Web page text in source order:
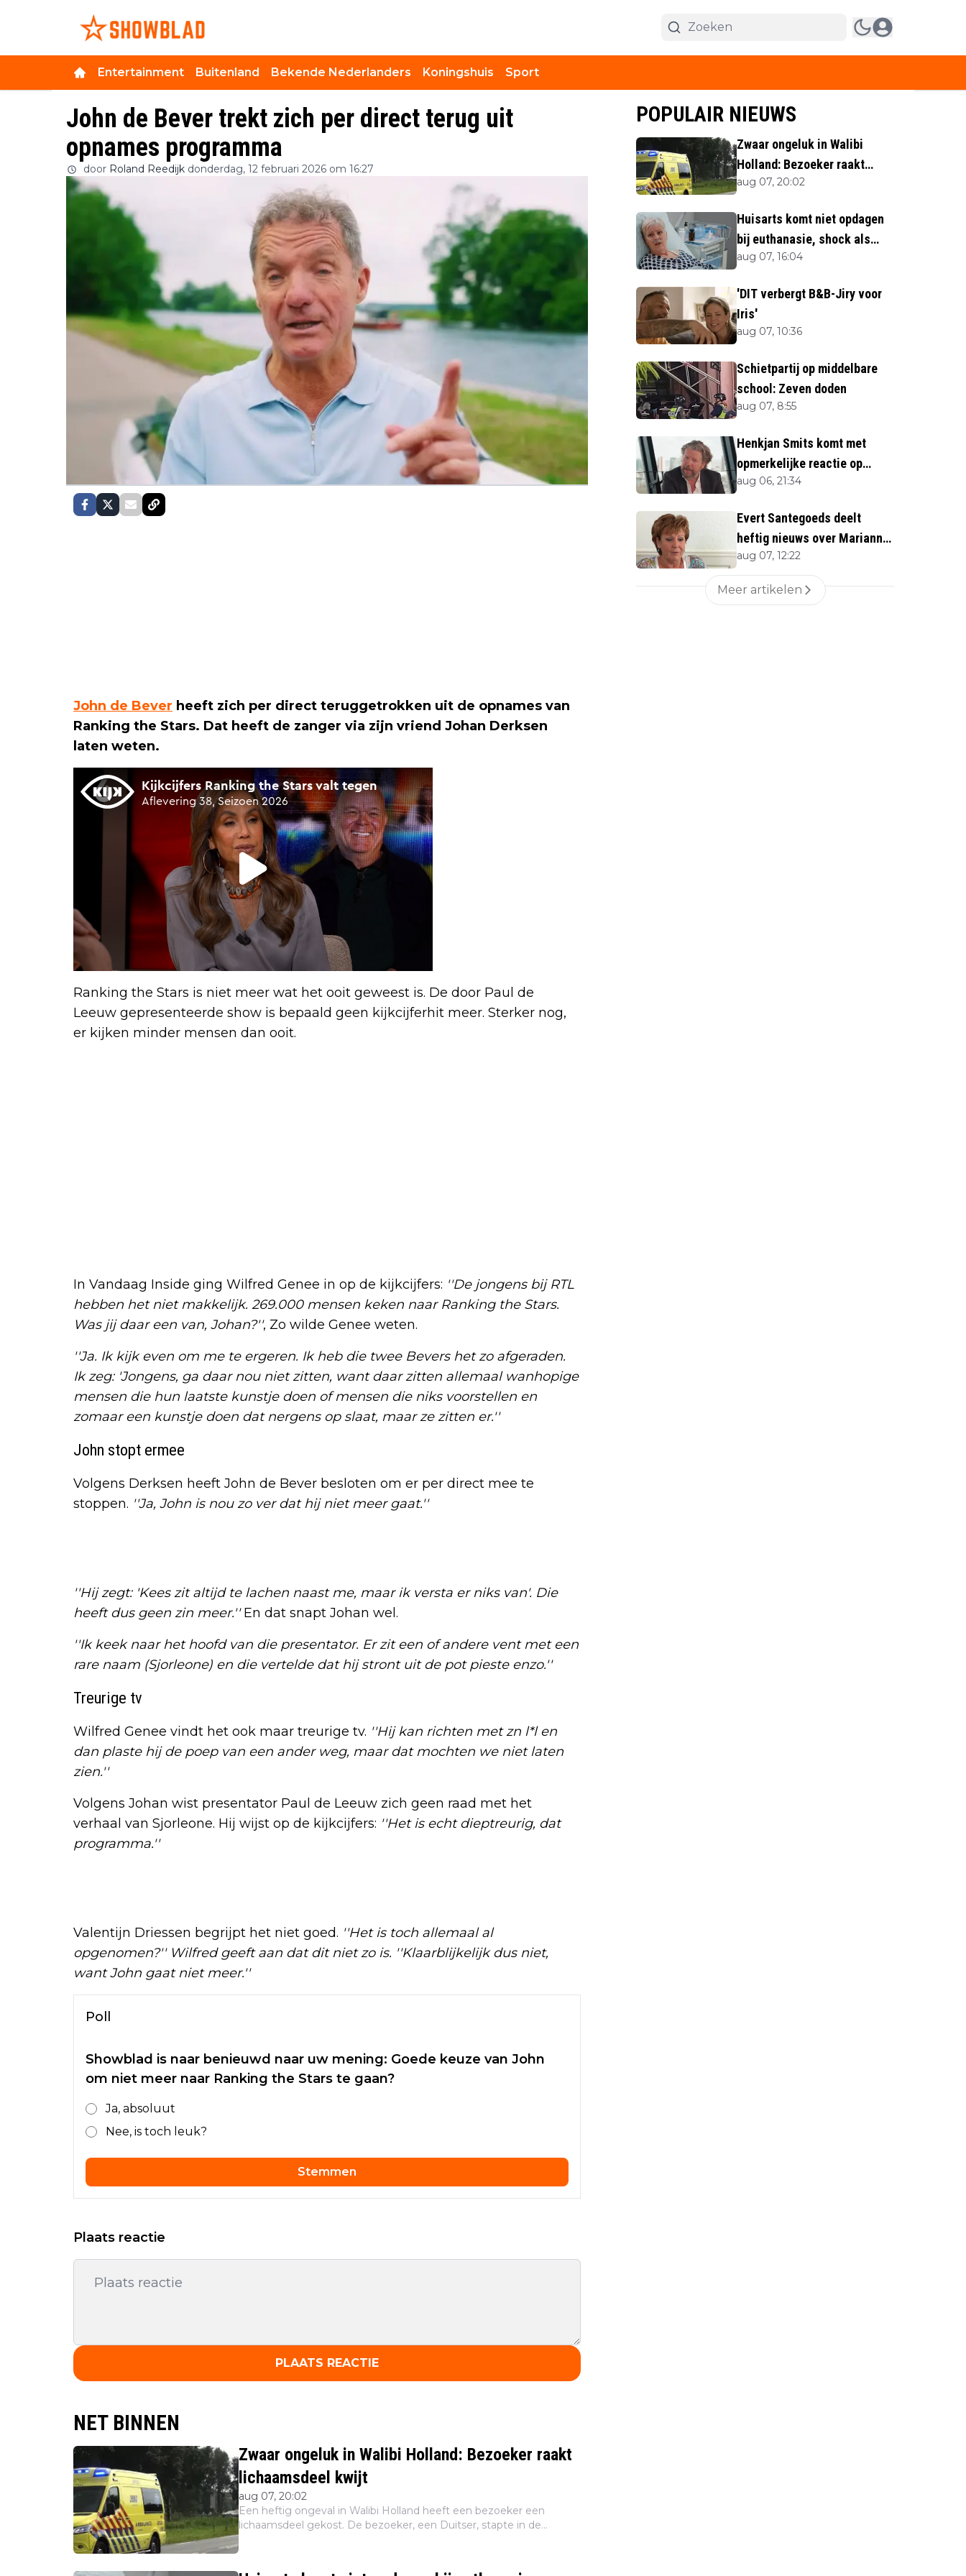
Entertainment Buitenland Bekende Nederlanders Koningshuis Sport
John de Bever trekt zich per direct terug uit
opnames programma
door Roland Reedijk donderdag, 12 februari 2026 om 16:27
John de Bever heeft zich per direct teruggetrokken uit de opnames van
Ranking the Stars. Dat heeft de zanger via zijn vriend Johan Derksen
laten weten.
Ranking the Stars is niet meer wat het ooit geweest is. De door Paul de
Leeuw gepresenteerde show is bepaald geen kijkcijferhit meer. Sterker nog,
er kijken minder mensen dan ooit.
In Vandaag Inside ging Wilfred Genee in op de kijkcijfers: ''De jongens bij RTL
hebben het niet makkelijk. 269.000 mensen keken naar Ranking the Stars.
Was jij daar een van, Johan?'', Zo wilde Genee weten.
''Ja. Ik kijk even om me te ergeren. Ik heb die twee Bevers het zo afgeraden.
Ik zeg: 'Jongens, ga daar nou niet zitten, want daar zitten allemaal wanhopige
mensen die hun laatste kunstje doen of mensen die niks voorstellen en
zomaar een kunstje doen dat nergens op slaat, maar ze zitten er.''
John stopt ermee
Volgens Derksen heeft John de Bever besloten om er per direct mee te
stoppen. ''Ja, John is nou zo ver dat hij niet meer gaat.''
''Hij zegt: 'Kees zit altijd te lachen naast me, maar ik versta er niks van'. Die
heeft dus geen zin meer.''En dat snapt Johan wel.
''Ik keek naar het hoofd van die presentator. Er zit een of andere vent met een
rare naam (Sjorleone) en die vertelde dat hij stront uit de pot pieste enzo.''
Treurige tv
Wilfred Genee vindt het ook maar treurige tv. ''Hij kan richten met zn l*l en
dan plaste hij de poep van een ander weg, maar dat mochten we niet laten
zien.''
Volgens Johan wist presentator Paul de Leeuw zich geen raad met het
verhaal van Sjorleone. Hij wijst op de kijkcijfers: ''Het is echt dieptreurig, dat
programma.''
Valentijn Driessen begrijpt het niet goed. ''Het is toch allemaal al
opgenomen?'' Wilfred geeft aan dat dit niet zo is. ''Klaarblijkelijk dus niet,
want John gaat niet meer.''
Poll
Showblad is naar benieuwd naar uw mening: Goede keuze van John
om niet meer naar Ranking the Stars te gaan?
Ja, absoluut
Nee, is toch leuk?
Stemmen
Plaats reactie
PLAATS REACTIE
NET BINNEN
Zwaar ongeluk in Walibi Holland: Bezoeker raakt
lichaamsdeel kwijt
aug 07, 20:02
Een heftig ongeval in Walibi Holland heeft een bezoeker een
lichaamsdeel gekost. De bezoeker, een Duitser, stapte in de
POPULAIR NIEUWS
Zwaar ongeluk in Walibi
Holland: Bezoeker raakt
lichaamsdeel kwijt
aug 07, 20:02
Huisarts komt niet opdagen
bij euthanasie, shock als
blijkt waar ze is
aug 07, 16:04
'DIT verbergt B&B-Jiry voor
Iris'
aug 07, 10:36
Schietpartij op middelbare
school: Zeven doden
aug 07, 8:55
Henkjan Smits komt met
opmerkelijke reactie op
overlijden Jerney Kaagman
aug 06, 21:34
Evert Santegoeds deelt
heftig nieuws over Marianne
Weber (70)
aug 07, 12:22
Meer artikelen